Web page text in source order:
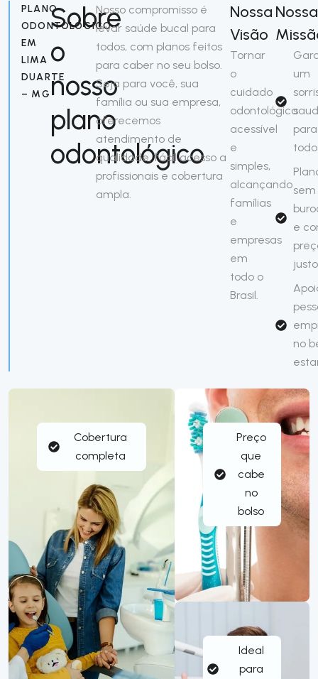
Cobertura
completa
Preço
que
cabe
no
bolso
Ideal
para
PLANO
ODONTOLÓGICO
EM
LIMA
DUARTE
– MG
Sobre
o
nosso
plano
odontológico
Nosso compromisso é
levar saúde bucal para
todos, com planos feitos
para caber no seu bolso.
Seja para você, sua
família ou sua empresa,
oferecemos
atendimento de
qualidade, fácil acesso a
profissionais e cobertura
ampla.
Nossa
Visão
Tornar
o
cuidado
odontológico
acessível
e
simples,
alcançando
famílias
e
empresas
em
todo o
Brasil.
Nossa
um
para
sem
e
justo
no